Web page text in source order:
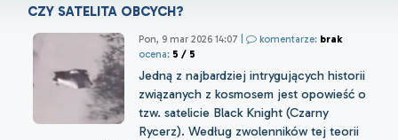
CZY SATELITA OBCYCH?
Pon, 9 mar 2026 14:07 komentarze: brak
ocena: 5 / 5
Jedną z najbardziej intrygujących historii
związanych z kosmosem jest opowieść o
tzw. satelicie Black Knight (Czarny
Rycerz). Według zwolenników tej teorii